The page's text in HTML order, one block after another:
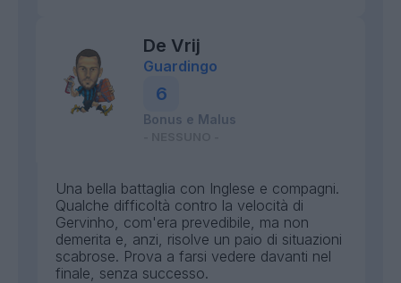
De Vrij
Guardingo
6
Bonus e Malus
Una bella battaglia con Inglese e compagni.
Qualche difficoltà contro la velocità di
Gervinho, com'era prevedibile, ma non
demerita e, anzi, risolve un paio di situazioni
scabrose. Prova a farsi vedere davanti nel
finale, senza successo.